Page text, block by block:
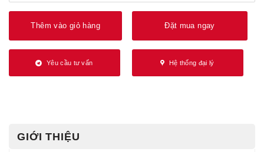
Thêm vào giỏ hàng Đặt mua ngay
Yêu cầu tư vấn Hệ thống đại lý
GIỚI THIỆU